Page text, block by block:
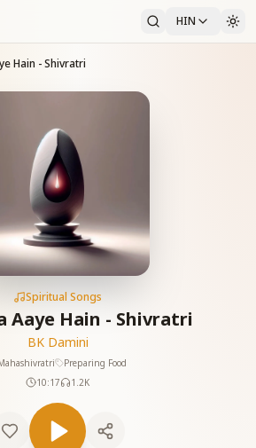
HIN
Hain - Shivratri
Spiritual Songs
Aaye Hain - Shivratri
BK Damini
Preparing Food
10:17
1.2K